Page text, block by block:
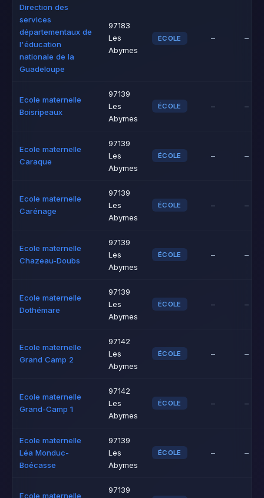
Direction des
services
départementaux de
l'éducation
nationale de la
Guadeloupe
97183
Les
Abymes
ÉCOLE – –
Ecole maternelle
Boisripeaux
97139
Les
Abymes
ÉCOLE – –
Ecole maternelle
Caraque
97139
Les
Abymes
ÉCOLE – –
Ecole maternelle
Carénage
97139
Les
Abymes
ÉCOLE – –
Ecole maternelle
Chazeau-Doubs
97139
Les
Abymes
ÉCOLE – –
Ecole maternelle
Dothémare
97139
Les
Abymes
ÉCOLE – –
Ecole maternelle
Grand Camp 2
97142
Les
Abymes
ÉCOLE – –
Ecole maternelle
Grand-Camp 1
97142
Les
Abymes
ÉCOLE – –
Ecole maternelle
Léa Monduc-
Boécasse
97139
Les
Abymes
ÉCOLE – –
Ecole maternelle
97139